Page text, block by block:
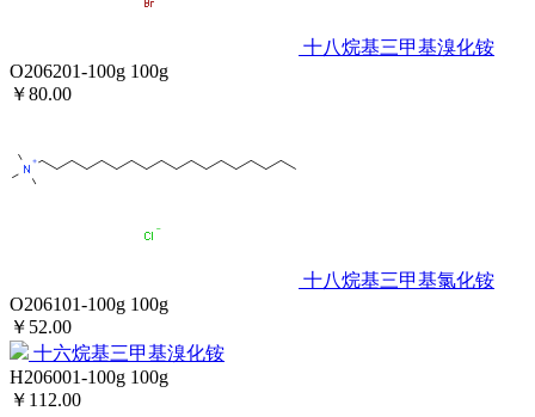
十八烷基三甲基溴化铵
O206201-100g 100g
￥80.00
十八烷基三甲基氯化铵
O206101-100g 100g
￥52.00
十六烷基三甲基溴化铵
H206001-100g 100g
￥112.00